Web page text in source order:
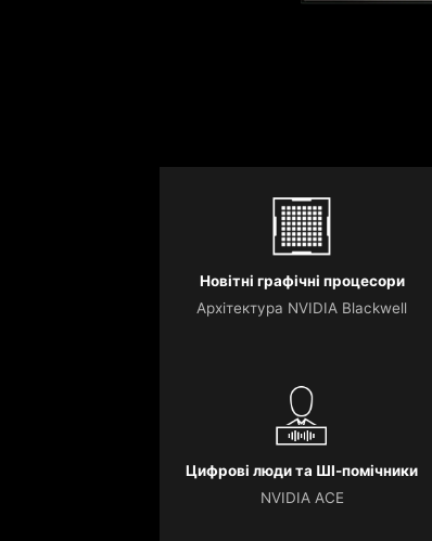
Новітні графічні процесори
Архітектура NVIDIA Blackwell
Цифрові люди та ШІ-помічники
NVIDIA ACE